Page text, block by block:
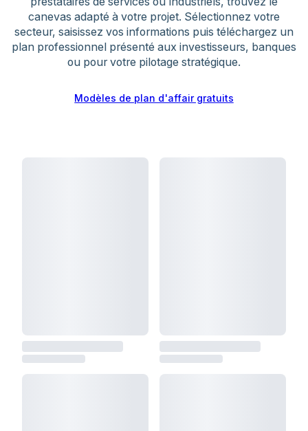
réalistes : compte de résultat, prévisions de
trésorerie, bilan, seuil de rentabilité. Détaillez les
besoins de financement et leur utilisation prévue.
canevas adapté à votre projet. Sélectionnez votre
secteur, saisissez vos informations puis téléchargez un
plan professionnel présenté aux investisseurs, banques
ou pour votre pilotage stratégique.
Modèles de plan d'affair gratuits